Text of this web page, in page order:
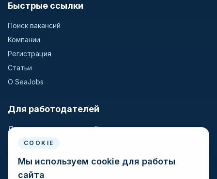
Быстрые ссылки
Поиск вакансий
Компании
Регистрация
Статьи
О SeaJobs
Для работодателей
Для крюинговых компаний
Разместить вакансию
Поиск кандидатов
COOKIE
Мы используем cookie для работы
сайта